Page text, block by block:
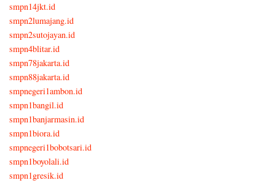
smpn14jkt.id
smpn2lumajang.id
smpn2sutojayan.id
smpn4blitar.id
smpn78jakarta.id
smpn88jakarta.id
smpnegeri1ambon.id
smpn1bangil.id
smpn1banjarmasin.id
smpn1biora.id
smpnegeri1bobotsari.id
smpn1boyolali.id
smpn1gresik.id